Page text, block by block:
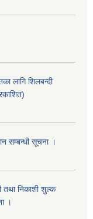
लागि शिलबन्दी
सम्बन्धी सूचना ।
तथा निकाशी शुल्क
।